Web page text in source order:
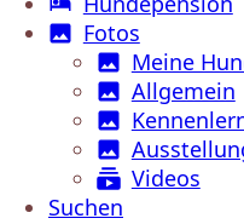
Fotos
Meine
Allgemein
Videos
Suchen